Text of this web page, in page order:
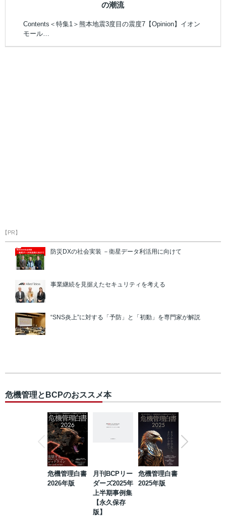
の潮流
Contents＜特集1＞熊本地震3度目の震度7【Opinion】イオン
モール…
【PR】
防災DXの社会実装 －衛星データ利活用に向けて
事業継続を見据えたセキュリティを考える
“SNS炎上”に対する「予防」と「初動」を専門家が解説
危機管理とBCPのおススメ本
危機管理白書
2026年版
月刊BCPリー
ダーズ2025年
上半期事例集
【永久保存
版】
危機管理白書
2025年版